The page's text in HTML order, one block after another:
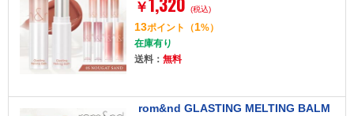
￥ (税込)
13ポイント （1%）
在庫有り
送料： 無料
rom&nd GLASTING MELTING BALM